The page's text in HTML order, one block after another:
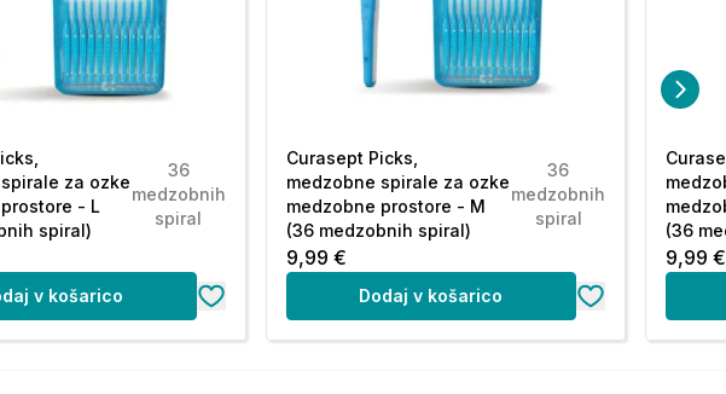
za ozke
- L
spiral)
36
medzobnih
spiral
v košarico
Curasept Picks,
medzobne spirale za ozke
medzobne prostore - M
(36 medzobnih spiral)
36
medzobnih
spiral
9,99 €
Dodaj v košarico
(36
9,99 €